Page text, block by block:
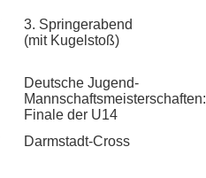
3. Springerabend
(mit Kugelstoß)
Deutsche Jugend-
Mannschaftsmeisterschaften:
Finale der U14
Darmstadt-Cross